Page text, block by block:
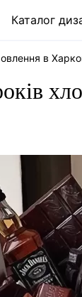
Каталог
в